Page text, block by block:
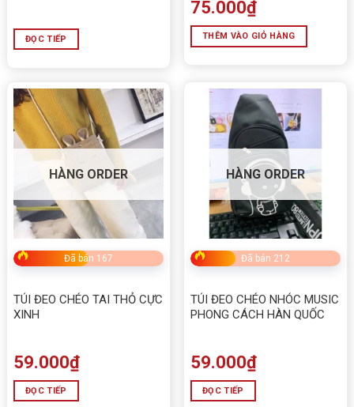
ĐỌC TIẾP
75.000₫
THÊM VÀO GIỎ HÀNG
HÀNG ORDER
Đã bán 167
TÚI ĐEO CHÉO TAI THỎ CỰC
XINH
59.000₫
ĐỌC TIẾP
HÀNG ORDER
Đã bán 212
TÚI ĐEO CHÉO NHÓC MUSIC
PHONG CÁCH HÀN QUỐC
59.000₫
ĐỌC TIẾP